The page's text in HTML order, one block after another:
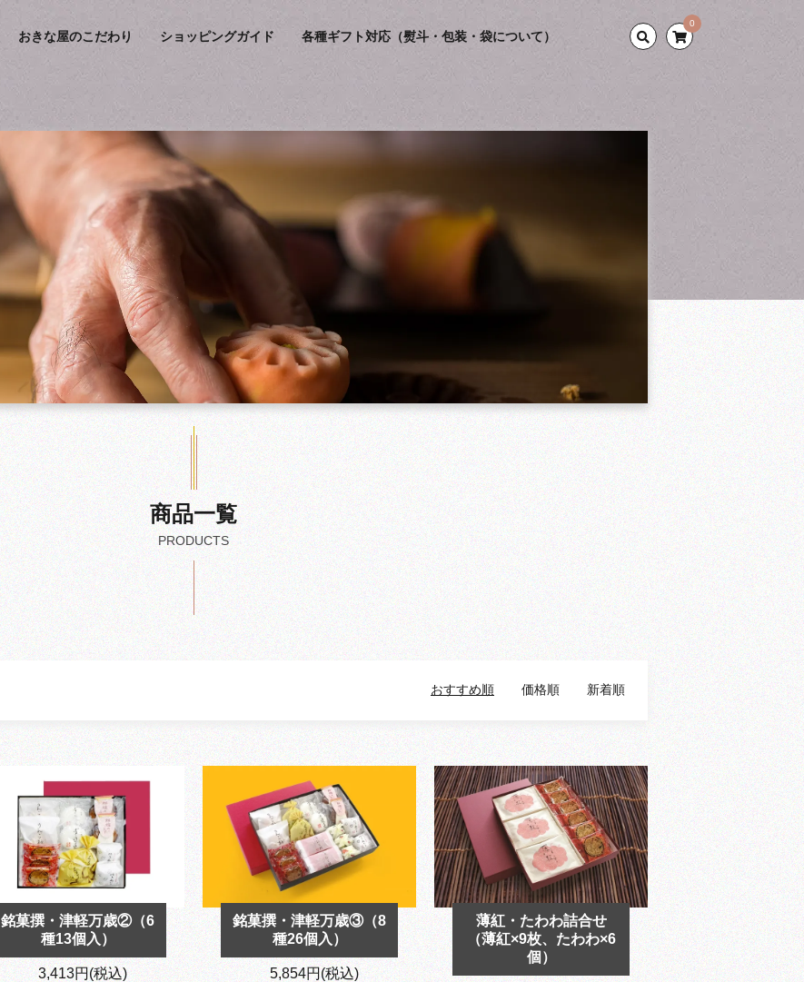
おきな屋のこだわり ショッピングガイド 各種ギフト対応（熨斗・包装・袋について）
0
商品一覧
PRODUCTS
おすすめ順 価格順 新着順
銘菓撰・津軽万歳②（6
種13個入）
3,413円(税込)
銘菓撰・津軽万歳③（8
種26個入）
5,854円(税込)
薄紅・たわわ詰合せ
（薄紅×9枚、たわわ×6
個）